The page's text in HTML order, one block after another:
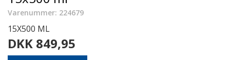
Varenummer: 224679
15X500 ML
DKK 849,95